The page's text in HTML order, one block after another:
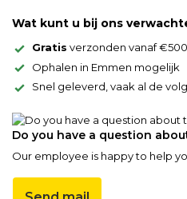
Wat kunt u bij ons
Gratis verzonden vanaf
Ophalen in Emmen mogelijk
Snel geleverd, vaak al de
Do you have a question
Our employee is happy to help